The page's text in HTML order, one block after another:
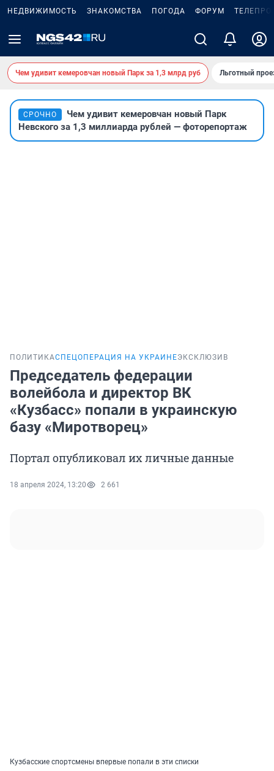
НЕДВИЖИМОСТЬ ЗНАКОМСТВА ПОГОДА ФОРУМ
Чем удивит кемеровчан новый Парк за 1,3 млрд руб Льготный
СРОЧНО
Чем удивит кемеровчан новый Парк
Невского за 1,3 миллиарда рублей — фоторепортаж
ПОЛИТИКАСПЕЦОПЕРАЦИЯ НА УКРАИНЕЭКСКЛЮЗИВ
Председатель федерации
волейбола и директор ВК
«Кузбасс» попали в украинскую
базу «Миротворец»
Портал опубликовал их личные данные
18 апреля 2024, 13:20 2 661
Кузбасские спортсмены впервые попали в эти списки